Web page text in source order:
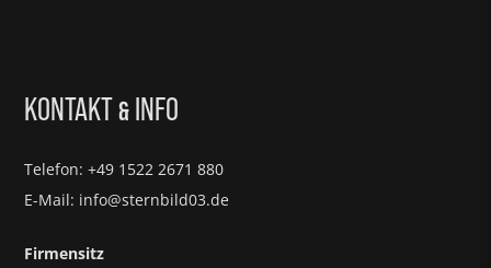
KONTAKT& INFO
Telefon: +49 1522 2671 880
E-Mail: info@sternbild03.de
Firmensitz